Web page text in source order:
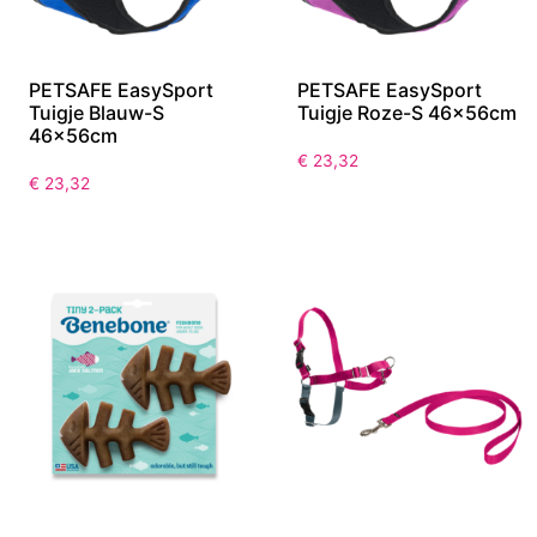
PETSAFE EasySport
Tuigje Blauw-S
46x56cm
€ 23,32
PETSAFE EasySport
Tuigje Roze-S 46x56cm
€ 23,32